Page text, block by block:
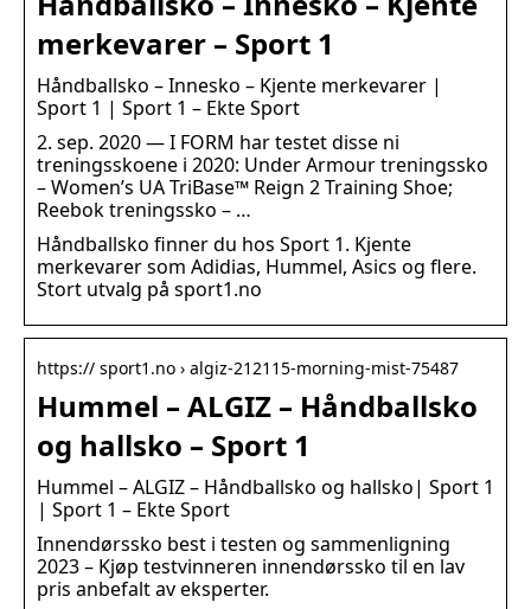
merkevarer – Sport 1
Håndballsko – Innesko – Kjente merkevarer |
Sport 1 | Sport 1 – Ekte Sport
2. sep. 2020 — I FORM har testet disse ni
treningsskoene i 2020: Under Armour treningssko
– Women’s UA TriBase™ Reign 2 Training Shoe;
Reebok treningssko – …
Håndballsko finner du hos Sport 1. Kjente
merkevarer som Adidias, Hummel, Asics og flere.
Stort utvalg på sport1.no
https:// sport1.no › algiz-212115-morning-mist-75487
Hummel – ALGIZ – Håndballsko
og hallsko – Sport 1
Hummel – ALGIZ – Håndballsko og hallsko| Sport 1
| Sport 1 – Ekte Sport
Innendørssko best i testen og sammenligning
2023 – Kjøp testvinneren innendørssko til en lav
pris anbefalt av eksperter.